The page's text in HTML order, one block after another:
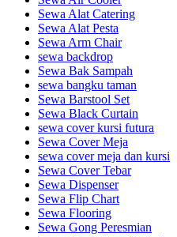
Sewa Alat Catering
Sewa Alat Pesta
Sewa Arm Chair
sewa backdrop
Sewa Bak Sampah
sewa bangku taman
Sewa Barstool Set
Sewa Black Curtain
sewa cover kursi futura
Sewa Cover Meja
sewa cover meja dan kursi
Sewa Cover Tebar
Sewa Dispenser
Sewa Flip Chart
Sewa Flooring
Sewa Gong Peresmian